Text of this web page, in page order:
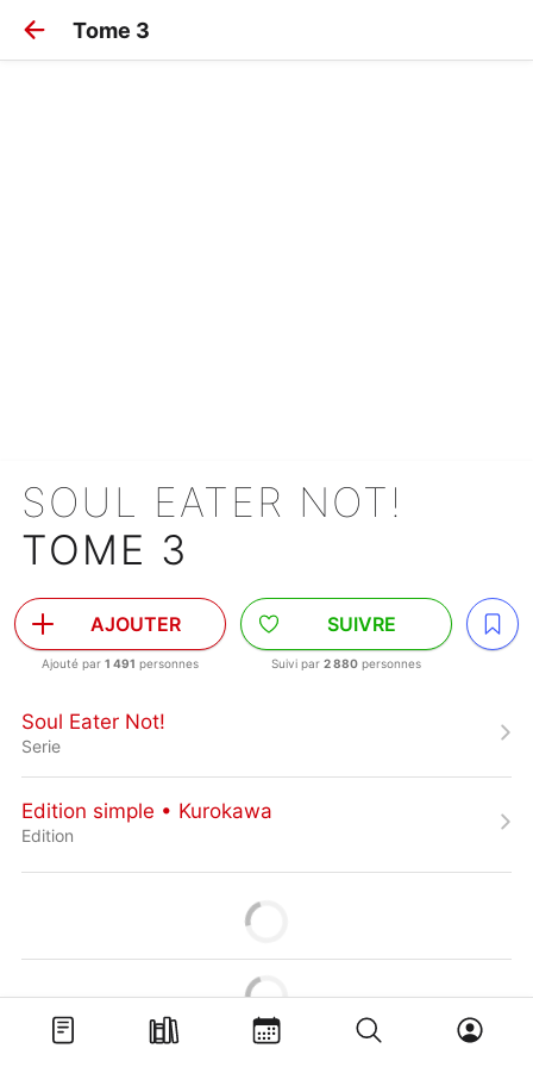
Tome 3
SOUL EATER NOT!
TOME 3
AJOUTER
Ajouté par 1 491 personnes
SUIVRE
Suivi par 2 880 personnes
Soul Eater Not!
Serie
Edition simple • Kurokawa
Edition